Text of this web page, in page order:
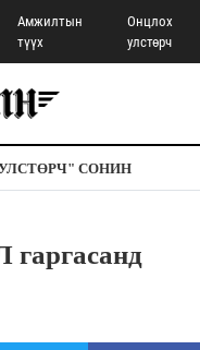
Амжилтын
түүх
Онцлох
улстөрч
СОНИН